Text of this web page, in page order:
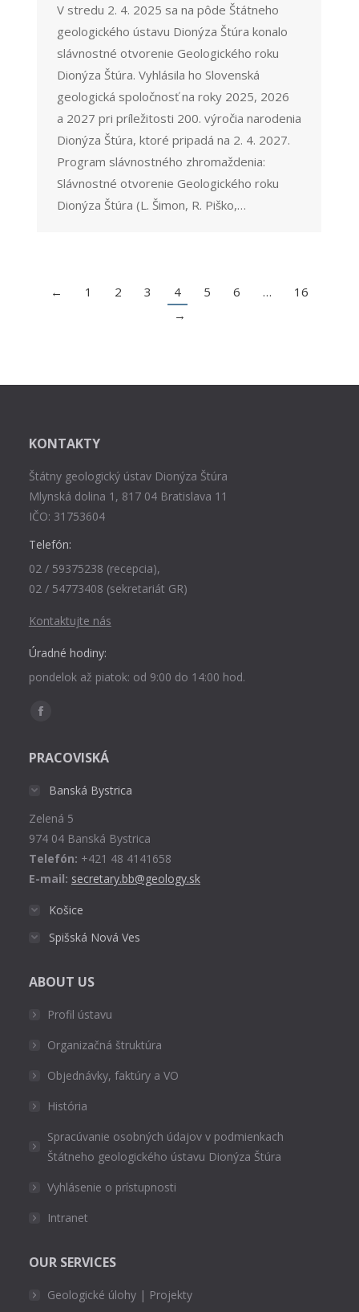
V stredu 2. 4. 2025 sa na pôde Štátneho
geologického ústavu Dionýza Štúra konalo
slávnostné otvorenie Geologického roku
Dionýza Štúra. Vyhlásila ho Slovenská
geologická spoločnosť na roky 2025, 2026
a 2027 pri príležitosti 200. výročia narodenia
Dionýza Štúra, ktoré pripadá na 2. 4. 2027.
Program slávnostného zhromaždenia:
Slávnostné otvorenie Geologického roku
Dionýza Štúra (L. Šimon, R. Piško,…
← 1 2 3 4 5 6 …
16
→
KONTAKTY
Štátny geologický ústav Dionýza Štúra
Mlynská dolina 1, 817 04 Bratislava 11
IČO: 31753604
Telefón:
02 / 59375238 (recepcia),
02 / 54773408 (sekretariát GR)
Kontaktujte nás
Úradné hodiny:
pondelok až piatok: od 9:00 do 14:00 hod.
Find us on:
Facebook
opens
window
PRACOVISKÁ
Banská Bystrica
Zelená 5
974 04 Banská Bystrica
Telefón: +421 48 4141658
E-mail: secretary.bb@geology.sk
Košice
Spišská Nová Ves
ABOUT US
Profil ústavu
Organizačná štruktúra
Objednávky, faktúry a VO
História
Spracúvanie osobných údajov v podmienkach
Štátneho geologického ústavu Dionýza Štúra
Vyhlásenie o prístupnosti
Intranet
OUR SERVICES
Geologické úlohy | Projekty